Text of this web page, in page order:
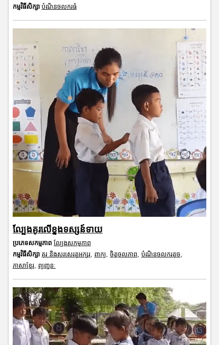
កម្មវិធីសិក្សា បំណិនចលករធំ
ល្បែងគូរលើខ្នងទស្សន៍ទាយ
ប្រភេទសកម្មភាព ល្បែងសកម្មភាព
កម្មវិធីសិក្សា គូរ និងសរសេរតួអក្សរ, ពាក្យ ចិត្តចលភាព បំណិនចលករតូច
ភាសាខ្មែរ, ព្យញ្ជនៈ